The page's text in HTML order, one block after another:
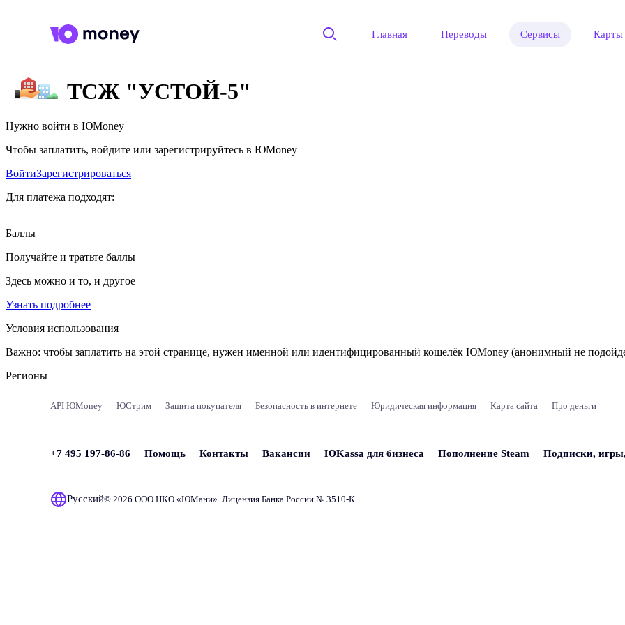
Главная Переводы Сервисы Карты
ТСЖ "УСТОЙ-5"
Нужно войти в ЮMoney
Чтобы заплатить, войдите или зарегистрируйтесь в ЮMoney
ВойтиЗарегистрироваться
Для платежа подходят:
Баллы
Получайте и тратьте баллы
Здесь можно и то, и другое
Узнать подробнее
Условия использования
Важно: чтобы заплатить на этой странице, нужен именной или идентифицированный кошелёк ЮMoney (анонимный не
Регионы
API ЮMoney ЮСтрим Защита покупателя Безопасность в интернете Юридическая информация Карта сайта Про деньги
+7 495 197-86-86 Помощь Контакты Вакансии ЮKassa для бизнеса Пополнение Steam Подписки,
Русский© 2026 ООО НКО «ЮМани». Лицензия Банка России № 3510‑К